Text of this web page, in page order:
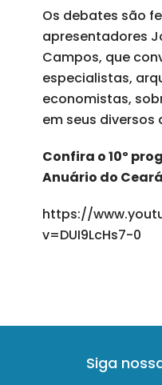
Os debates são
apresentadores
Campos, que
especialistas,
economistas,
em seus diversos
Confira o 10º
Anuário do
https://
v=DUI9LcHs7-0
Siga